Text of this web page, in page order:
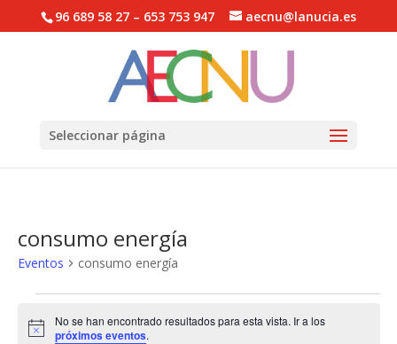
Abrir barra de herramientas
96 689 58 27 – 653 753 947 aecnu@lanucia.es
Seleccionar página
consumo energía
Eventos consumo energía
Eventos
Aviso
No se han encontrado resultados para esta vista. Ir a los
próximos eventos.